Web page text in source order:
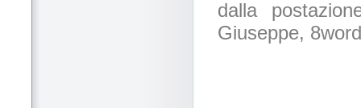
dalla
Giuseppe,